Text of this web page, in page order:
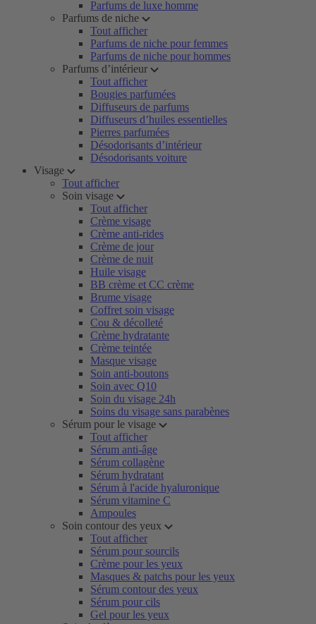
Parfums de luxe homme
Parfums de niche
Tout afficher
Parfums de niche pour femmes
Parfums de niche pour hommes
Parfums d’intérieur
Tout afficher
Bougies parfumées
Diffuseurs de parfums
Diffuseurs d’huiles essentielles
Pierres parfumées
Désodorisants d’intérieur
Désodorisants voiture
Visage
Tout afficher
Soin visage
Tout afficher
Crème visage
Crème anti-rides
Crème de jour
Crème de nuit
Huile visage
BB crème et CC crème
Brume visage
Coffret soin visage
Cou & décolleté
Crème hydratante
Crème teintée
Masque visage
Soin anti-boutons
Soin avec Q10
Soin du visage 24h
Soins du visage sans parabènes
Sérum pour le visage
Tout afficher
Sérum anti-âge
Sérum collagène
Sérum hydratant
Sérum à l'acide hyaluronique
Sérum vitamine C
Ampoules
Soin contour des yeux
Tout afficher
Sérum pour sourcils
Crème pour les yeux
Masques & patchs pour les yeux
Sérum contour des yeux
Sérum pour cils
Gel pour les yeux